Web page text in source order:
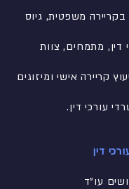
משפטית, גיוס
דין, מתמחים, צוות
קריירה אישי ומיזוגים
עורכי דין.
דין
עו"ד